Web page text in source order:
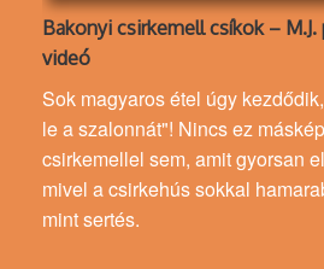
Bakonyi csirkemell csíkok –
videó
Sok magyaros étel úgy
le a szalonnát"! Nincs ez
csirkemellel sem, amit gyorsan
mivel a csirkehús sokkal
mint sertés.